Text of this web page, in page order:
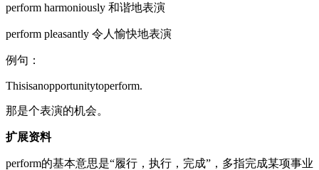
perform harmoniously 和谐地表演
perform pleasantly 令人愉快地表演
例句：
Thisisanopportunitytoperform.
那是个表演的机会。
扩展资料
perform的基本意思是“履行，执行，完成”，多指完成某项事业